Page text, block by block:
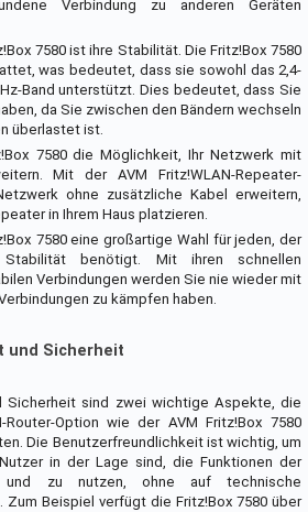
Verbindung zu anderen Geräten
7580 ist ihre Stabilität. Die Fritz!Box 7580
was bedeutet, dass sie sowohl das 2,4-
Band unterstützt. Dies bedeutet, dass Sie
da Sie zwischen den Bändern wechseln
überlastet ist.
7580 die Möglichkeit, Ihr Netzwerk mit
Mit der AVM Fritz!WLAN-Repeater-
ohne zusätzliche Kabel erweitern,
in Ihrem Haus platzieren.
7580 eine großartige Wahl für jeden, der
benötigt. Mit ihren schnellen
Verbindungen werden Sie nie wieder mit
zu kämpfen haben.
und Sicherheit
Sicherheit sind zwei wichtige Aspekte, die
Option wie der AVM Fritz!Box 7580
Die Benutzerfreundlichkeit ist wichtig, um
in der Lage sind, die Funktionen der
und zu nutzen, ohne auf technische
Beispiel verfügt die Fritz!Box 7580 über